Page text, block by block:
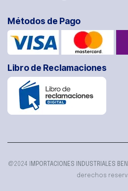
Métodos de Pago
Libro de Reclamaciones
@2024 I MPORTACIONES INDUSTRIALES
derechos